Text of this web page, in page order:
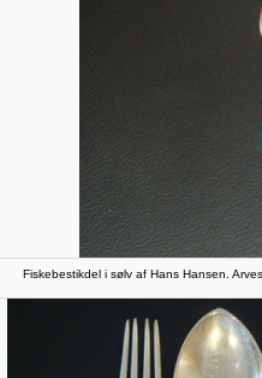
Fiskebestikdel i sølv af Hans Hansen.